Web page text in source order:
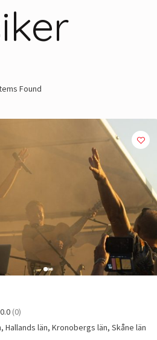
Found
0.0 (0)
, Hallands län, Kronobergs län, Skåne län